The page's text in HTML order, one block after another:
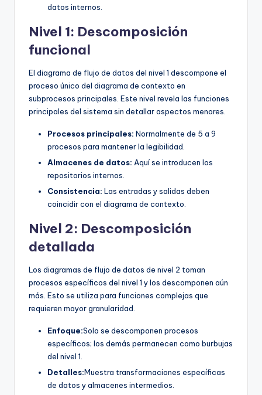
datos internos.
Nivel 1: Descomposición
funcional
El diagrama de flujo de datos del nivel 1 descompone el
proceso único del diagrama de contexto en
subprocesos principales. Este nivel revela las funciones
principales del sistema sin detallar aspectos menores.
Procesos principales: Normalmente de 5 a 9
procesos para mantener la legibilidad.
Almacenes de datos: Aquí se introducen los
repositorios internos.
Consistencia: Las entradas y salidas deben
coincidir con el diagrama de contexto.
Nivel 2: Descomposición
detallada
Los diagramas de flujo de datos de nivel 2 toman
procesos específicos del nivel 1 y los descomponen aún
más. Esto se utiliza para funciones complejas que
requieren mayor granularidad.
Enfoque:Solo se descomponen procesos
específicos; los demás permanecen como burbujas
del nivel 1.
Detalles:Muestra transformaciones específicas
de datos y almacenes intermedios.